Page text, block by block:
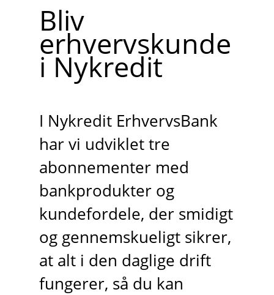
Bliv
erhvervskunde
i Nykredit
I Nykredit ErhvervsBank
har vi udviklet tre
abonnementer med
bankprodukter og
kundefordele, der smidigt
og gennemskueligt sikrer,
at alt i den daglige drift
fungerer, så du kan